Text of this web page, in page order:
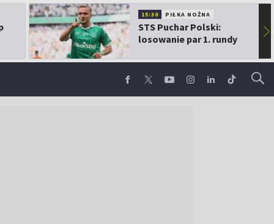
15:30 PIŁKA NOŻNA
STS Puchar Polski:
losowanie par 1. rundy
▶